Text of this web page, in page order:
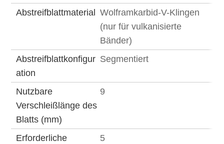
Abstreifblattmaterial
Wolframkarbid-V-Klingen
(nur für vulkanisierte
Bänder)
Abstreifblattkonfigur
ation
Segmentiert
Nutzbare
Verschleißlänge des
Blatts (mm)
9
Erforderliche
5